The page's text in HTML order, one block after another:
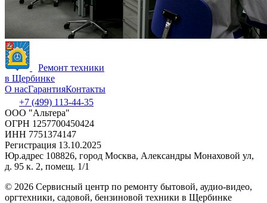
Ремонт техники
в Щербинке
О насГарантияКонтакты
+7 (499) 113-44-35
ООО "Альтера"
ОГРН 1257700450424
ИНН 7751374147
Регистрация 13.10.2025
Юр.адрес 108826, город Москва, Александры Монаховой ул,
д. 95 к. 2, помещ. 1/1
© 2026 Сервисный центр по ремонту бытовой, аудио-видео,
оргтехники, садовой, бензиновой техники в Щербинке